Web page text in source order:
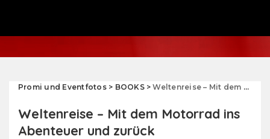
Promi und Eventfotos> BOOKS>Weltenreise – Mit dem Motorrad ins Abenteuer und zurück
Weltenreise – Mit dem Motorrad ins
Abenteuer und zurück